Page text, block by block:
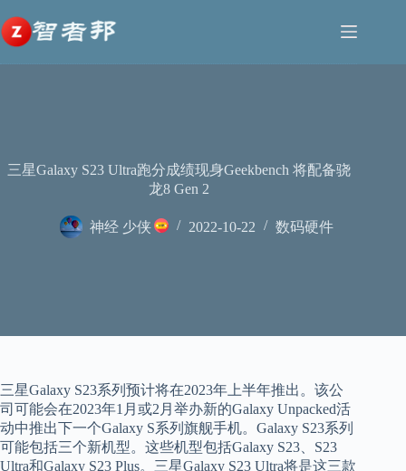
至
内
容
三星Galaxy S23 Ultra跑分成绩现身Geekbench 将配备骁
龙8 Gen 2
神经 少侠 2022-10-22 数码硬件
三星Galaxy S23系列预计将在2023年上半年推出。该公
司可能会在2023年1月或2月举办新的Galaxy Unpacked活
动中推出下一个Galaxy S系列旗舰手机。Galaxy S23系列
可能包括三个新机型。这些机型包括Galaxy S23、S23
Ultra和Galaxy S23 Plus。三星Galaxy S23 Ultra将是这三款